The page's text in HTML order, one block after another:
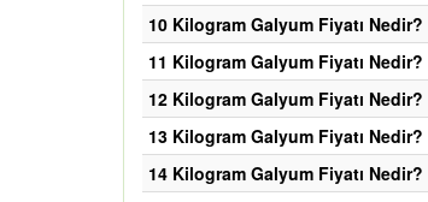
10 Kilogram Galyum Fiyatı Nedir?
11 Kilogram Galyum Fiyatı Nedir?
12 Kilogram Galyum Fiyatı Nedir?
13 Kilogram Galyum Fiyatı Nedir?
14 Kilogram Galyum Fiyatı Nedir?